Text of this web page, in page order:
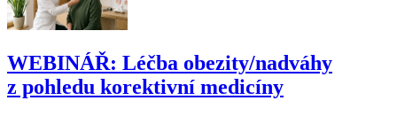
WEBINÁŘ: Léčba obezity/nadváhy
z pohledu korektivní medicíny